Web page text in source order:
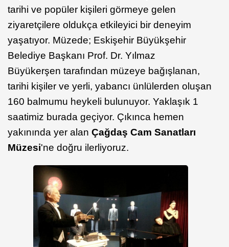
tarihi ve popüler kişileri görmeye gelen
ziyaretçilere oldukça etkileyici bir deneyim
yaşatıyor. Müzede; Eskişehir Büyükşehir
Belediye Başkanı Prof. Dr. Yılmaz
Büyükerşen tarafından müzeye bağışlanan,
tarihi kişiler ve yerli, yabancı ünlülerden oluşan
160 balmumu heykeli bulunuyor. Yaklaşık 1
saatimiz burada geçiyor. Çıkınca hemen
yakınında yer alan Çağdaş Cam Sanatları
Müzesi'ne doğru ilerliyoruz.